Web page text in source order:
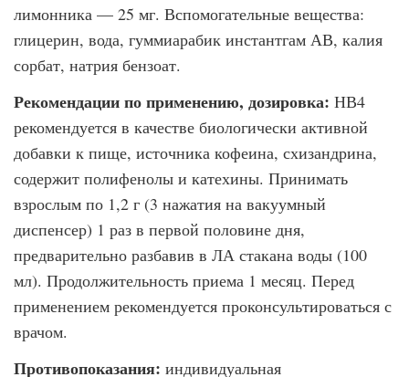
лимонника — 25 мг. Вспо­могательные вещества:
глицерин, вода, гуммиарабик инстантгам АВ, калия
сорбат, натрия бензоат.
Рекомендации по применению, дозировка: НВ4
рекомендуется в качестве биологи­чески активной
добавки к пище, источника кофеина, схизандрина,
содержит полифе­нолы и катехины. Принимать
взрослым по 1,2 г (3 нажатия на вакуумный
диспенсер) 1 раз в первой половине дня,
предварительно разбавив в ЛА стакана воды (100
мл). Продолжительность приема 1 месяц. Перед
применением рекомендуется проконсуль­тироваться с
врачом.
Противопоказания: индивидуальная